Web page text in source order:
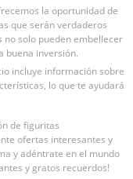
la oportunidad de
que serán verdaderos
no solo pueden embellecer
buena inversión.
incluye información sobre
lo que te ayudará
de figuritas
ofertas interesantes y
y adéntrate en el mundo
y gratos recuerdos!